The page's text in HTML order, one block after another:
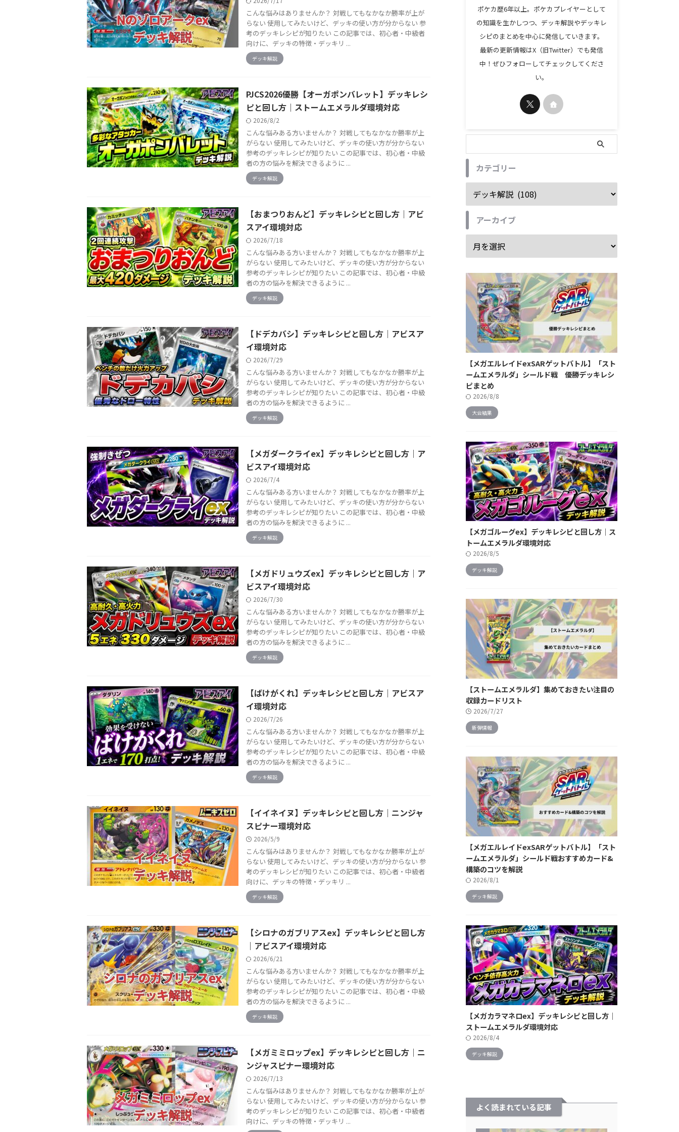
こんな悩みはありませんか？ 対戦してもなかなか勝率が上が
らない 使用してみたいけど、デッキの使い方が分からない 参
考のデッキレシピが知りたい この記事では、初心者・中級者
向けに、デッキの特徴・デッキリ ...
デッキ解説
PJCS2026優勝【オーガポンバレット】デッキレシ
ピと回し方｜ストームエメラルダ環境対応
2026/8/2
こんな悩みある方いませんか？ 対戦してもなかなか勝率が上
がらない 使用してみたいけど、デッキの使い方が分からない
参考のデッキレシピが知りたい この記事では、初心者・中級
者の方の悩みを解決できるように ...
デッキ解説
【おまつりおんど】デッキレシピと回し方｜アビ
スアイ環境対応
2026/7/18
こんな悩みある方いませんか？ 対戦してもなかなか勝率が上
がらない 使用してみたいけど、デッキの使い方が分からない
参考のデッキレシピが知りたい この記事では、初心者・中級
者の方の悩みを解決できるように ...
デッキ解説
【ドデカバシ】デッキレシピと回し方｜アビスア
イ環境対応
2026/7/29
こんな悩みある方いませんか？ 対戦してもなかなか勝率が上
がらない 使用してみたいけど、デッキの使い方が分からない
参考のデッキレシピが知りたい この記事では、初心者・中級
者の方の悩みを解決できるように ...
デッキ解説
【メガダークライex】デッキレシピと回し方｜ア
ビスアイ環境対応
2026/7/4
こんな悩みある方いませんか？ 対戦してもなかなか勝率が上
がらない 使用してみたいけど、デッキの使い方が分からない
参考のデッキレシピが知りたい この記事では、初心者・中級
者の方の悩みを解決できるように ...
デッキ解説
【メガドリュウズex】デッキレシピと回し方｜ア
ビスアイ環境対応
2026/7/30
こんな悩みある方いませんか？ 対戦してもなかなか勝率が上
がらない 使用してみたいけど、デッキの使い方が分からない
参考のデッキレシピが知りたい この記事では、初心者・中級
者の方の悩みを解決できるように ...
デッキ解説
【ばけがくれ】デッキレシピと回し方｜アビスア
イ環境対応
2026/7/26
こんな悩みある方いませんか？ 対戦してもなかなか勝率が上
がらない 使用してみたいけど、デッキの使い方が分からない
参考のデッキレシピが知りたい この記事では、初心者・中級
者の方の悩みを解決できるように ...
デッキ解説
【イイネイヌ】デッキレシピと回し方｜ニンジャ
スピナー環境対応
2026/5/9
こんな悩みはありませんか？ 対戦してもなかなか勝率が上が
らない 使用してみたいけど、デッキの使い方が分からない 参
考のデッキレシピが知りたい この記事では、初心者・中級者
向けに、デッキの特徴・デッキリ ...
デッキ解説
【シロナのガブリアスex】デッキレシピと回し方
｜アビスアイ環境対応
2026/6/21
こんな悩みある方いませんか？ 対戦してもなかなか勝率が上
がらない 使用してみたいけど、デッキの使い方が分からない
参考のデッキレシピが知りたい この記事では、初心者・中級
者の方の悩みを解決できるように ...
デッキ解説
【メガミミロップex】デッキレシピと回し方｜ニ
ンジャスピナー環境対応
2026/7/13
こんな悩みはありませんか？ 対戦してもなかなか勝率が上が
らない 使用してみたいけど、デッキの使い方が分からない 参
考のデッキレシピが知りたい この記事では、初心者・中級者
向けに、デッキの特徴・デッキリ ...
ポケカ歴6年以上。ポケカプレイヤーとして
の知識を生かしつつ、デッキ解説やデッキレ
シピのまとめを中心に発信していきます。
最新の更新情報はX（旧Twitter）でも発信
中！ぜひフォローしてチェックしてくださ
い。
カテゴリー
アーカイブ
【メガエルレイドexSARゲットバトル】「スト
ームエメラルダ」シールド戦 優勝デッキレシ
ピまとめ
2026/8/8
大会結果
【メガゴルーグex】デッキレシピと回し方｜ス
トームエメラルダ環境対応
2026/8/5
デッキ解説
【ストームエメラルダ】集めておきたい注目の
収録カードリスト
2026/7/27
新弾情報
【メガエルレイドexSARゲットバトル】「スト
ームエメラルダ」シールド戦おすすめカード&
構築のコツを解説
2026/8/1
デッキ解説
【メガカラマネロex】デッキレシピと回し方｜
ストームエメラルダ環境対応
2026/8/4
デッキ解説
よく読まれている記事